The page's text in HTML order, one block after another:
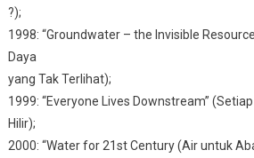
?);
1998: “Groundwater – the Invisible
Daya
yang Tak Terlihat);
1999: “Everyone Lives Downstream”
Hilir);
2000: “Water for 21st Century (Air untuk